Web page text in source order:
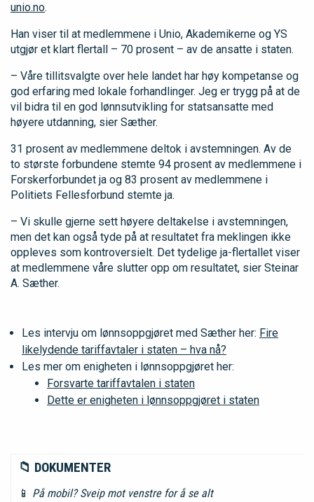
unio.no.
Han viser til at medlemmene i Unio, Akademikerne og YS
utgjør et klart flertall – 70 prosent – av de ansatte i staten.
– Våre tillitsvalgte over hele landet har høy kompetanse og
god erfaring med lokale forhandlinger. Jeg er trygg på at de
vil bidra til en god lønnsutvikling for statsansatte med
høyere utdanning, sier Sæther.
31 prosent av medlemmene deltok i avstemningen. Av de
to største forbundene stemte 94 prosent av medlemmene i
Forskerforbundet ja og 83 prosent av medlemmene i
Politiets Fellesforbund stemte ja.
– Vi skulle gjerne sett høyere deltakelse i avstemningen,
men det kan også tyde på at resultatet fra meklingen ikke
oppleves som kontroversielt. Det tydelige ja-flertallet viser
at medlemmene våre slutter opp om resultatet, sier Steinar
A. Sæther.
Les intervju om lønnsoppgjøret med Sæther her: Fire
likelydende tariffavtaler i staten – hva nå?
Les mer om enigheten i lønnsoppgjøret her:
Forsvarte tariffavtalen i staten
Dette er enigheten i lønnsoppgjøret i staten
📁 DOKUMENTER
📱 På mobil? Sveip mot venstre for å se alt